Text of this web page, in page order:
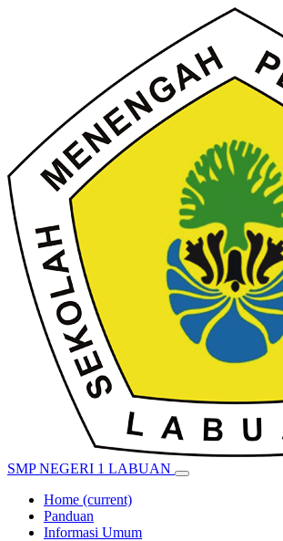
SMP NEGERI 1 LABUAN
Home (current)
Panduan
Informasi Umum